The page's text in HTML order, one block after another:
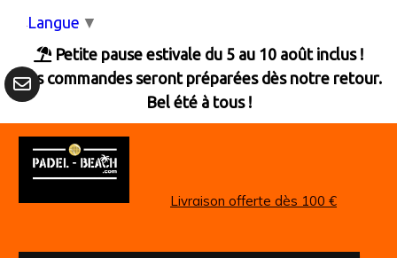
 Petite pause estivale du 5 au 10 août inclus !
Les commandes seront préparées dès notre retour.
Bel été à tous !
Livraison offerte dès 100 €
Langue ▼